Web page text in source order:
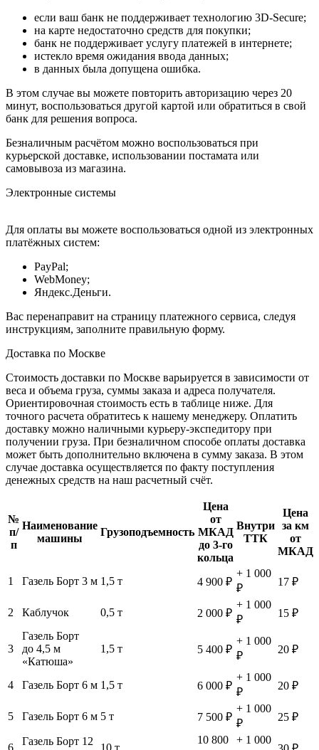
если ваш банк не поддерживает технологию 3D-Secure;
на карте недостаточно средств для покупки;
банк не поддерживает услугу платежей в интернете;
истекло время ожидания ввода данных;
в данных была допущена ошибка.
В этом случае вы можете повторить авторизацию через 20
минут, воспользоваться другой картой или обратиться в свой
банк для решения вопроса.
Безналичным расчётом можно воспользоваться при
курьерской доставке, использовании постамата или
самовывоза из магазина.
Электронные системы
Для оплаты вы можете воспользоваться одной из электронных
платёжных систем:
PayPal;
WebMoney;
Яндекс.Деньги.
Вас перенаправит на страницу платежного сервиса, следуя
инструкциям, заполните правильную форму.
Доставка по Москве
Стоимость доставки по Москве варьируется в зависимости от
веса и объема груза, суммы заказа и адреса получателя.
Ориентировочная стоимость есть в таблице ниже. Для
точного расчета обратитесь к нашему менеджеру. Оплатить
доставку можно наличными курьеру-экспедитору при
получении груза. При безналичном способе оплаты доставка
может быть дополнительно включена в сумму заказа. В этом
случае доставка осуществляется по факту поступления
денежных средств на наш расчетный счёт.
№
п/
п
Наименование
машины
Грузоподъемность
Цена
от
МКАД
до 3-го
кольца
Внутри
ТТК
Цена
за км
от
МКАД
1 Газель Борт 3 м 1,5 т 4 900 ₽
+ 1 000
₽
17 ₽
2 Каблучок 0,5 т 2 000 ₽
+ 1 000
₽
15 ₽
3
Газель Борт
до 4,5 м
«Катюша»
1,5 т 5 400 ₽
+ 1 000
₽
20 ₽
4 Газель Борт 6 м 1,5 т 6 000 ₽
+ 1 000
₽
20 ₽
5 Газель Борт 6 м 5 т 7 500 ₽
+ 1 000
₽
25 ₽
6
Газель Борт 12
10 т
10 800
+ 1 000